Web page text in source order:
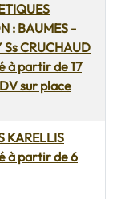
: BAUMES -
Ss CRUCHAUD
à partir de 17
sur place
KARELLIS
à partir de 6